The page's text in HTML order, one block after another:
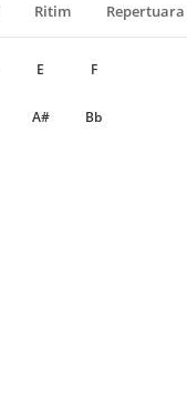
Ritim Repertuara
E F
A# Bb